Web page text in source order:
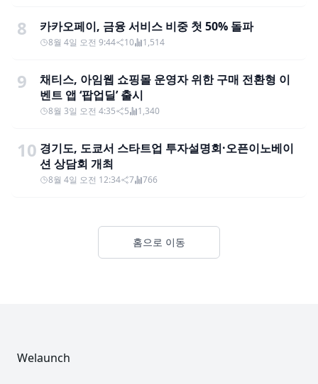
8 카카오페이, 금융 서비스 비중 첫 50% 돌파
8월 4일 오전 9:44 10 1,514
9
채티스, 아임웹 쇼핑몰 운영자 위한 구매 전환형 이
벤트 앱 ‘팝업딜’ 출시
8월 3일 오전 4:35 5 1,340
10 경기도, 도쿄서 스타트업 투자설명회·오픈이노베이
션 상담회 개최
8월 4일 오전 12:34 7 766
홈으로 이동
Welaunch